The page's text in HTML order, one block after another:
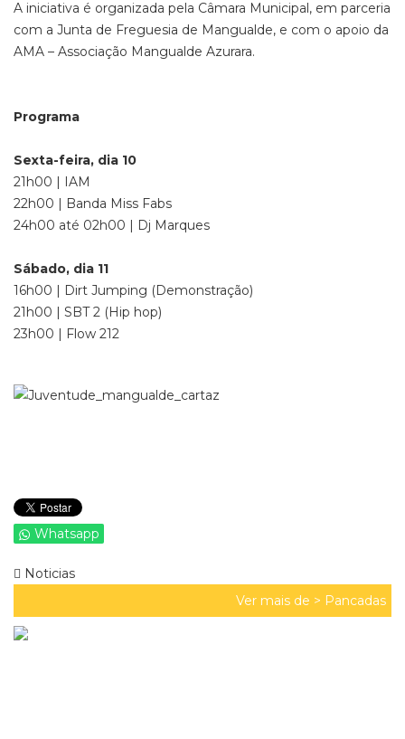
A iniciativa é organizada pela Câmara Municipal, em parceria
com a Junta de Freguesia de Mangualde, e com o apoio da
AMA – Associação Mangualde Azurara.
Programa
Sexta-feira, dia 10
21h00 | IAM
22h00 | Banda Miss Fabs
24h00 até 02h00 | Dj Marques
Sábado, dia 11
16h00 | Dirt Jumping (Demonstração)
21h00 | SBT 2 (Hip hop)
23h00 | Flow 212
Whatsapp
Noticias
Ver mais de > Pancadas